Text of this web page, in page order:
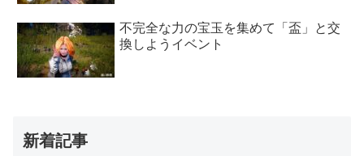
不完全な力の宝玉を集めて「盃」と交
換しようイベント
新着記事